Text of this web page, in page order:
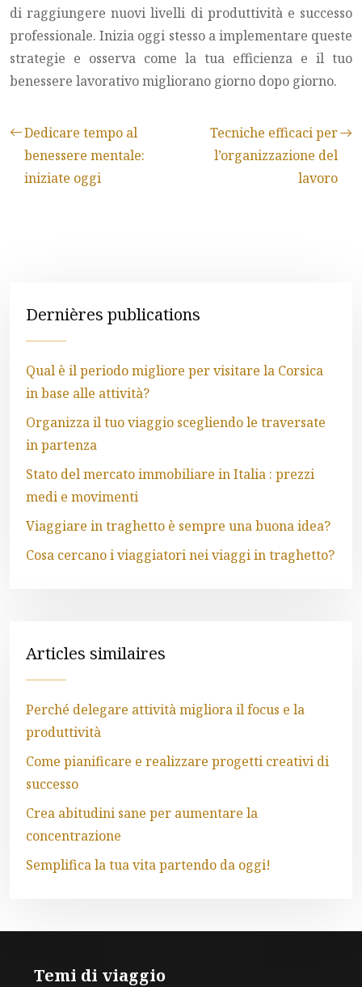
di raggiungere nuovi livelli di produttività e successo
professionale. Inizia oggi stesso a implementare queste
strategie e osserva come la tua efficienza e il tuo
benessere lavorativo migliorano giorno dopo giorno.
Dedicare tempo al
benessere mentale:
iniziate oggi
Tecniche efficaci per
l’organizzazione del
lavoro
Dernières publications
Qual è il periodo migliore per visitare la Corsica
in base alle attività?
Organizza il tuo viaggio scegliendo le traversate
in partenza
Stato del mercato immobiliare in Italia : prezzi
medi e movimenti
Viaggiare in traghetto è sempre una buona idea?
Cosa cercano i viaggiatori nei viaggi in traghetto?
Articles similaires
Perché delegare attività migliora il focus e la
produttività
Come pianificare e realizzare progetti creativi di
successo
Crea abitudini sane per aumentare la
concentrazione
Semplifica la tua vita partendo da oggi!
Temi di viaggio